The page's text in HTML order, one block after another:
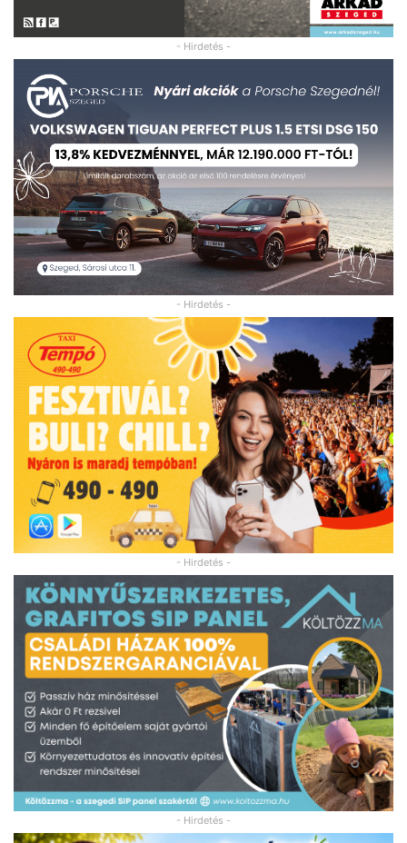
- Hirdetés -
- Hirdetés -
- Hirdetés -
- Hirdetés -